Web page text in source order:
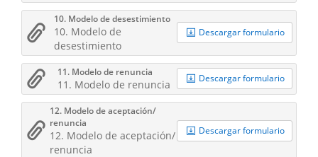
10. Modelo de desestimiento
10. Modelo de
desestimiento
Descargar formulario
11. Modelo de renuncia
11. Modelo de renuncia Descargar formulario
12. Modelo de aceptación/
renuncia
12. Modelo de aceptación/
renuncia
Descargar formulario